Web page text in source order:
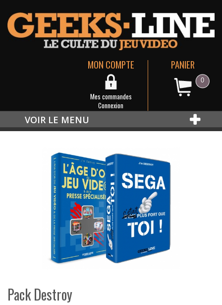
MON COMPTE
Mes commandes
Connexion
PANIER
0
VOIR LE MENU
Pack Destroy